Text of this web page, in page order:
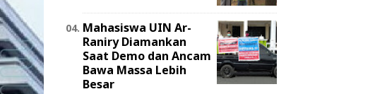
Mahasiswa UIN Ar-
Raniry Diamankan
Saat Demo dan Ancam
Bawa Massa Lebih
Besar